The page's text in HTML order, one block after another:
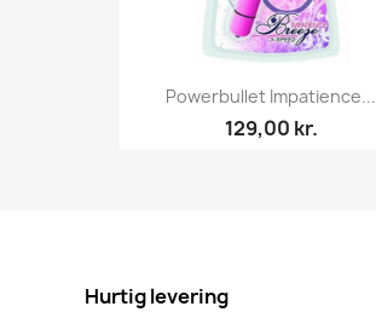
Powerbullet Impatience...
129,00 kr.
Hurtig levering